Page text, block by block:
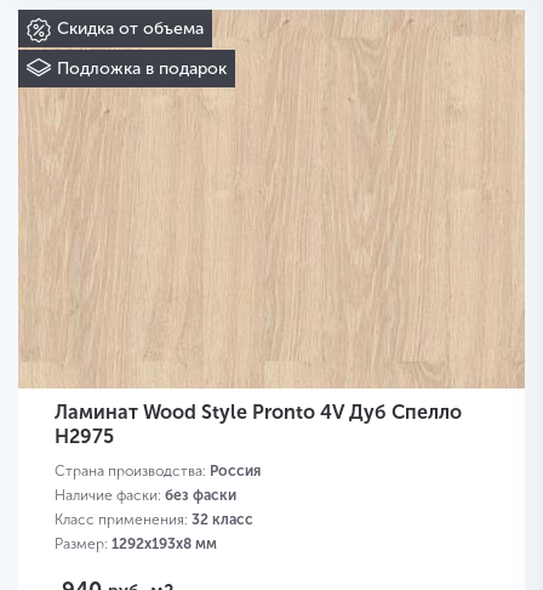
Скидка от объема
Подложка в подарок
Ламинат Wood Style Pronto 4V Дуб Спелло
H2975
Страна производства: Россия
Наличие фаски: без фаски
Класс применения: 32 класс
Размер: 1292х193х8 мм